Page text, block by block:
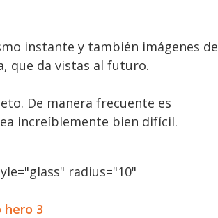
instante y también imágenes de
que da vistas al futuro.
De manera frecuente es
increíblemente bien difícil.
radius="10"
hero 3